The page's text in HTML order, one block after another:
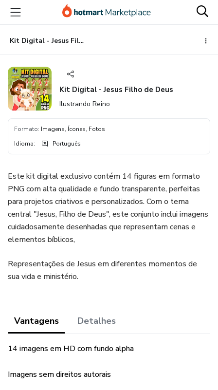
para
conteúdo
principal
para
pagamento
para
rodapé
Kit Digital - Jesus Filho de Deus
Kit Digital - Jesus Filho de Deus
Ilustrando Reino
Formato: Imagens, Ícones, Fotos
Idioma: Português
Este kit digital exclusivo contém 14 figuras em formato
PNG com alta qualidade e fundo transparente, perfeitas
para projetos criativos e personalizados. Com o tema
central "Jesus, Filho de Deus", este conjunto inclui imagens
cuidadosamente desenhadas que representam cenas e
elementos bíblicos,
Representações de Jesus em diferentes momentos de
sua vida e ministério.
Vantagens Detalhes
14 imagens em HD com fundo alpha
Imagens sem direitos autorais